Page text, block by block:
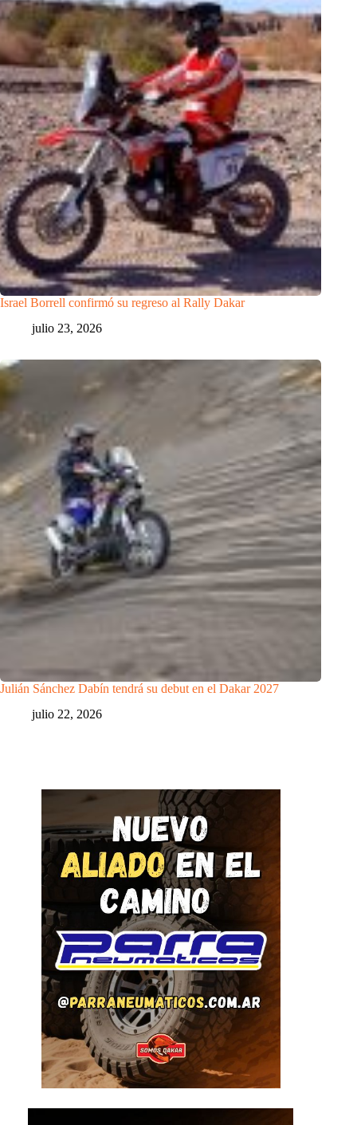
Israel Borrell confirmó su regreso al Rally Dakar
julio 23, 2026
Julián Sánchez Dabín tendrá su debut en el Dakar 2027
julio 22, 2026